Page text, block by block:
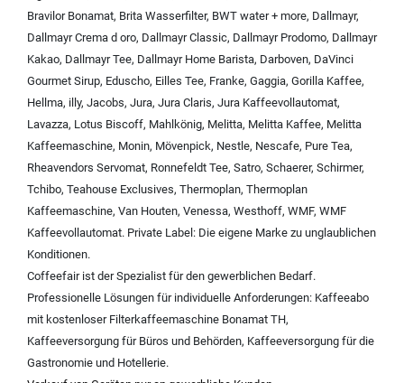
Bravilor Bonamat, Brita Wasserfilter, BWT water + more, Dallmayr,
Dallmayr Crema d oro, Dallmayr Classic, Dallmayr Prodomo, Dallmayr
Kakao, Dallmayr Tee, Dallmayr Home Barista, Darboven, DaVinci
Gourmet Sirup, Eduscho, Eilles Tee, Franke, Gaggia, Gorilla Kaffee,
Hellma, illy, Jacobs, Jura, Jura Claris, Jura Kaffeevollautomat,
Lavazza, Lotus Biscoff, Mahlkönig, Melitta, Melitta Kaffee, Melitta
Kaffeemaschine, Monin, Mövenpick, Nestle, Nescafe, Pure Tea,
Rheavendors Servomat, Ronnefeldt Tee, Satro, Schaerer, Schirmer,
Tchibo, Teahouse Exclusives, Thermoplan, Thermoplan
Kaffeemaschine, Van Houten, Venessa, Westhoff, WMF, WMF
Kaffeevollautomat. Private Label: Die eigene Marke zu unglaublichen
Konditionen.
Coffeefair ist der Spezialist für den gewerblichen Bedarf.
Professionelle Lösungen für individuelle Anforderungen: Kaffeeabo
mit kostenloser Filterkaffeemaschine Bonamat TH,
Kaffeeversorgung für Büros und Behörden, Kaffeeversorgung für die
Gastronomie und Hotellerie.